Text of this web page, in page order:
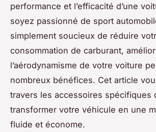
performance et l’efficacité d’une
soyez passionné de sport
simplement soucieux de réduire
consommation de carburant,
l’aérodynamisme de votre voiture
nombreux bénéfices. Cet article
travers les accessoires spécifiques
transformer votre véhicule en une
fluide et économe.